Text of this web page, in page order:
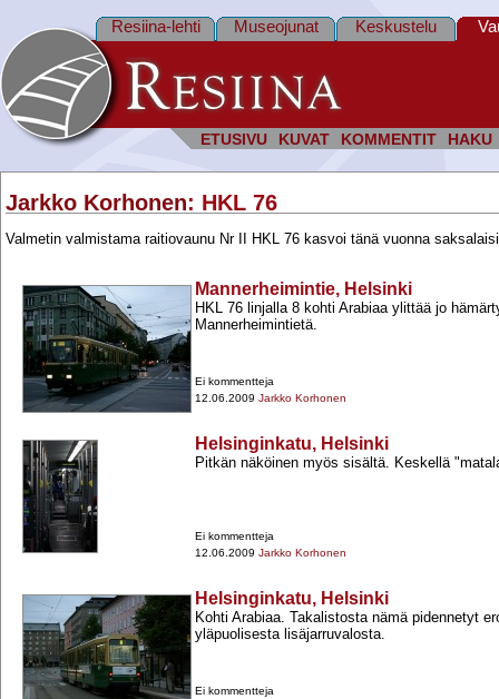
ETUSIVU KUVAT KOMMENTIT HAKU
Resiina-lehti Museojunat Keskustelu
Jarkko Korhonen: HKL 76
Valmetin valmistama raitiovaunu Nr II HKL 76 kasvoi tänä vuonna
Mannerheimintie, Helsinki
HKL 76 linjalla 8 kohti Arabiaa ylittää jo
Mannerheimintietä.
Ei kommentteja
12.06.2009 Jarkko Korhonen
Helsinginkatu, Helsinki
Pitkän näköinen myös sisältä. Keskellä
Ei kommentteja
12.06.2009 Jarkko Korhonen
Helsinginkatu, Helsinki
Kohti Arabiaa. Takalistosta nämä pidennetyt
yläpuolisesta lisäjarruvalosta.
Ei kommentteja